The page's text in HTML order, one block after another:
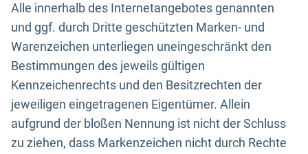
Alle innerhalb des Internetangebotes genannten
und ggf. durch Dritte geschützten Marken- und
Warenzeichen unterliegen uneingeschränkt den
Bestimmungen des jeweils gültigen
Kennzeichenrechts und den Besitzrechten der
jeweiligen eingetragenen Eigentümer. Allein
aufgrund der bloßen Nennung ist nicht der Schluss
zu ziehen, dass Markenzeichen nicht durch Rechte